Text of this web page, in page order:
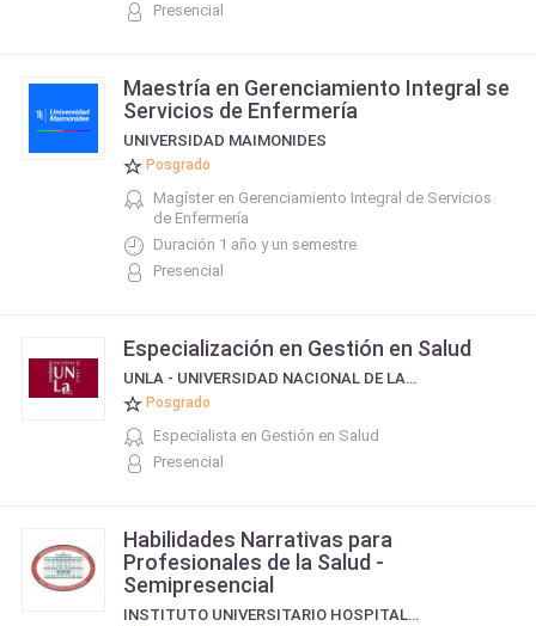
Presencial
Maestría en Gerenciamiento Integral se
Servicios de Enfermería
UNIVERSIDAD MAIMONIDES
Posgrado
Magíster en Gerenciamiento Integral de Servicios
de Enfermería
Duración 1 año y un semestre
Presencial
Especialización en Gestión en Salud
UNLA - UNIVERSIDAD NACIONAL DE LANÚS
Posgrado
Especialista en Gestión en Salud
Presencial
Habilidades Narrativas para
Profesionales de la Salud -
Semipresencial
INSTITUTO UNIVERSITARIO HOSPITAL ITALIANO